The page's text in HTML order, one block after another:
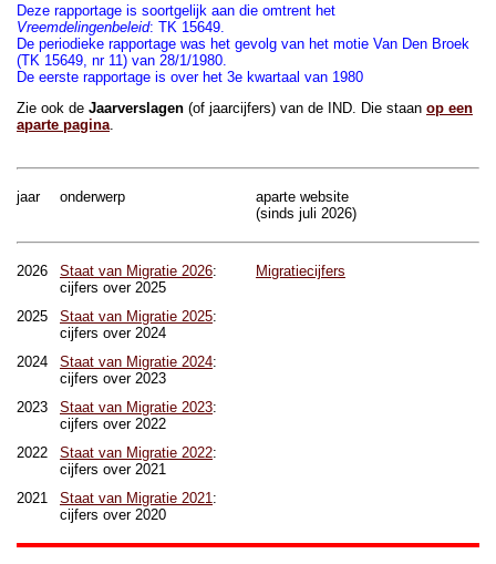
Deze rapportage is soortgelijk aan die omtrent het
Vreemdelingenbeleid: TK 15649.
De periodieke rapportage was het gevolg van het motie Van Den Broek
(TK 15649, nr 11) van 28/1/1980.
De eerste rapportage is over het 3e kwartaal van 1980
Zie ook de Jaarverslagen (of jaarcijfers) van de IND. Die staan op een
aparte pagina
jaar onderwerp
aparte website
(sinds juli 2026)
2026 Staat van Migratie 2026:
cijfers over 2025
Migratiecijfers
2025 Staat van Migratie 2025:
cijfers over 2024
2024
Staat van Migratie 2024:
cijfers over 2023
2023
Staat van Migratie 2023:
cijfers over 2022
2022
Staat van Migratie 2022:
cijfers over 2021
2021
Staat van Migratie 2021 :
cijfers over 2020